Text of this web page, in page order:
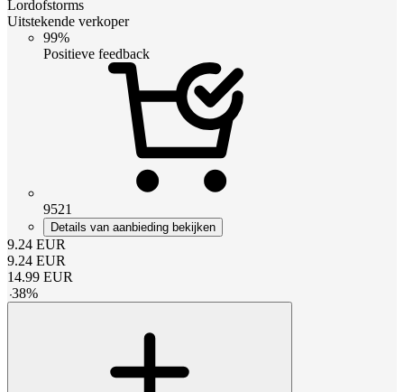
Lordofstorms
Uitstekende verkoper
99%
Positieve feedback
9521
Details van aanbieding bekijken
9.24 EUR
9.24 EUR
14.99 EUR
-38%